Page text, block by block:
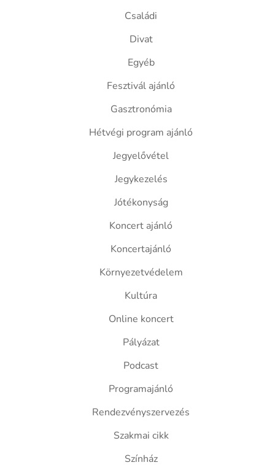
Családi
Divat
Egyéb
Fesztivál ajánló
Gasztronómia
Hétvégi program ajánló
Jegyelővétel
Jegykezelés
Jótékonyság
Koncert ajánló
Koncertajánló
Környezetvédelem
Kultúra
Online koncert
Pályázat
Podcast
Programajánló
Rendezvényszervezés
Szakmai cikk
Színház